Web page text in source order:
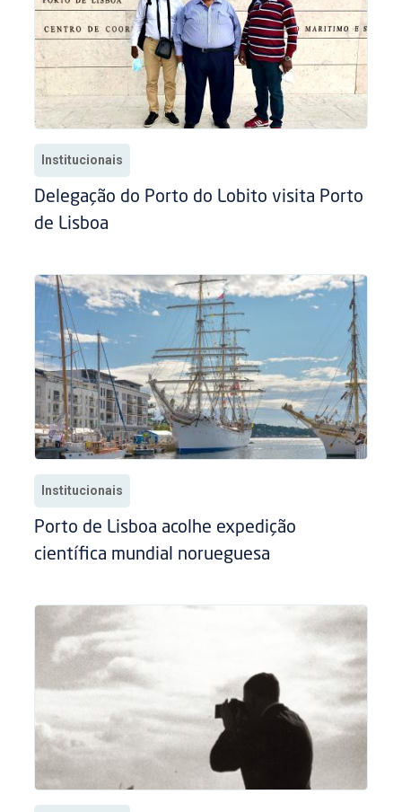
Institucionais
Delegação do Porto do Lobito visita Porto
de Lisboa
Institucionais
Porto de Lisboa acolhe expedição
científica mundial norueguesa